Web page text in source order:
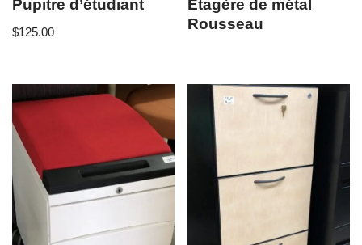
Pupitre d’étudiant
$125.00
Etagère de métal
Rousseau